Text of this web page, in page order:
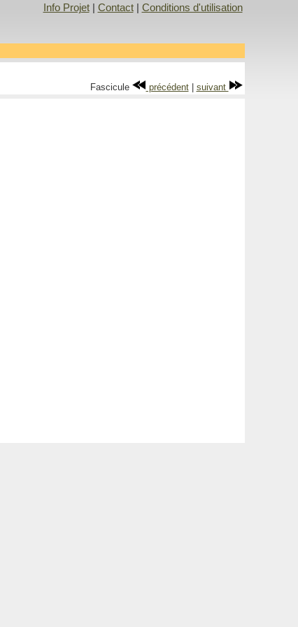
Info Projet| Contact| Conditions d'utilisation
Fascicule précédent| suivant